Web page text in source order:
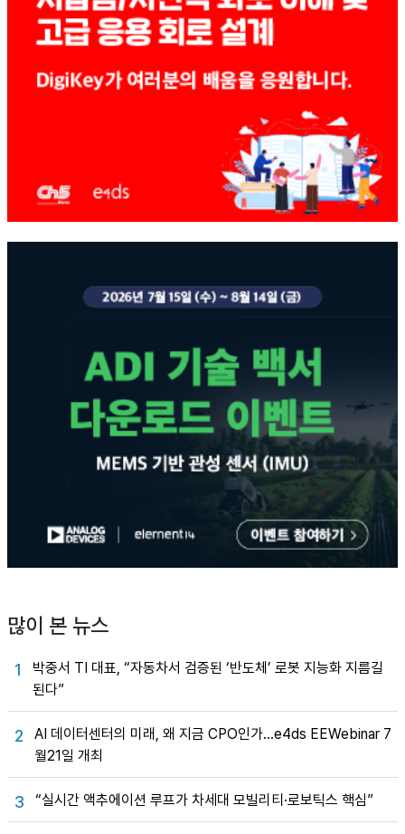
많이 본 뉴스
1
박중서 TI 대표, “자동차서 검증된 ‘반도체’ 로봇 지능화 지름길
된다”
2
AI 데이터센터의 미래, 왜 지금 CPO인가…e4ds EEWebinar 7
월21일 개최
3 “실시간 액추에이션 루프가 차세대 모빌리티·로보틱스 핵심”